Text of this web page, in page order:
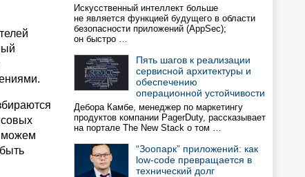
можем
Искусственный интеллект больше
не является функцией будущего в области
безопасности приложений (AppSec);
он быстро …
Пять шагов к реализации
сервисной архитектуры и
обеспечению
операционной устойчивости
Дебора Камбе, менеджер по маркетингу
продуктов компании PagerDuty, рассказывает
на портале The New Stack о том …
“Зоопарк” приложений: как
low-code превращается в
технический долг